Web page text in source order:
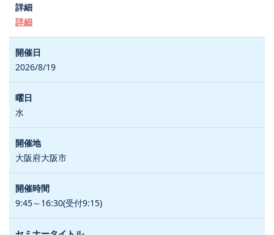
詳細
2026/8/19
水
大阪府大阪市
9:45～16:30(受付9:15)